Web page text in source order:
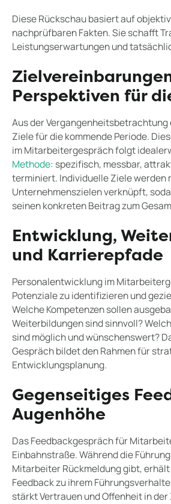
Diese Rückschau basiert auf
nachprüfbaren Fakten. Sie schafft
Leistungserwartungen und
Perspektiven für
Aus der
Ziele für die kommende Periode.
im Mitarbeitergespräch folgt
Methode: spezifisch, messbar,
terminiert. Individuelle Ziele werden
Unternehmenszielen verknüpft,
seinen konkreten Beitrag zum
Entwicklung,
und Karrierepfade
Personalentwicklung im
Potenziale zu identifizieren und
Welche Kompetenzen sollen
Weiterbildungen sind sinnvoll?
sind möglich und wünschenswert?
Gespräch bildet den Rahmen für
Entwicklungsplanung.
Gegenseitiges
Augenhöhe
Das Feedbackgespräch für
Einbahnstraße. Während die
Mitarbeiter Rückmeldung gibt,
Feedback zu ihrem
stärkt Vertrauen und Offenheit in